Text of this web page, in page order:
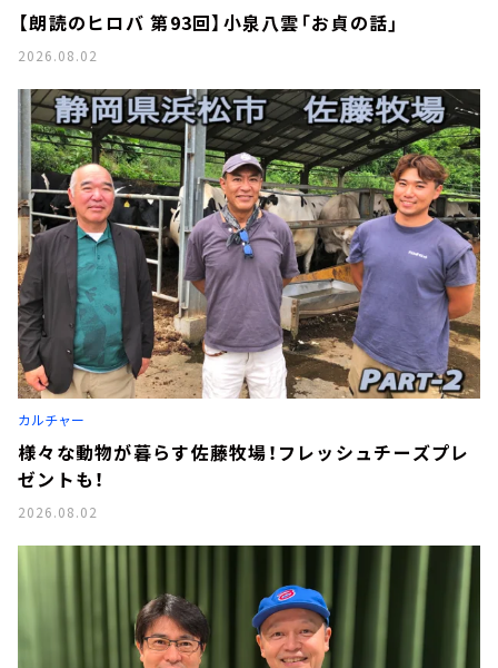
【朗読のヒロバ 第93回】小泉八雲「お貞の話」
2026.08.02
カルチャー
様々な動物が暮らす佐藤牧場！フレッシュチーズプレ
ゼントも！
2026.08.02